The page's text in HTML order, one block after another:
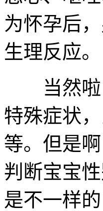
为怀孕后
生理反应。
当然啦
特殊症状
等。但是
判断宝宝
是不一样